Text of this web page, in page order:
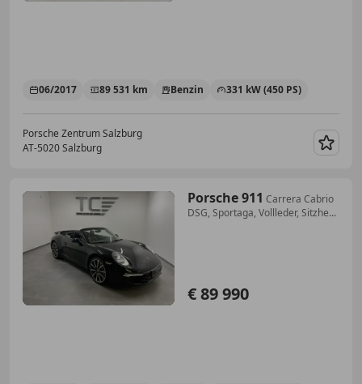
06/2017 89 531 km Benzin 331 kW (450 PS)
Porsche Zentrum Salzburg
AT-5020 Salzburg
Porsche 911 Carrera Cabrio
DSG, Sportaga, Vollleder, Sitzhe...
€ 89 990